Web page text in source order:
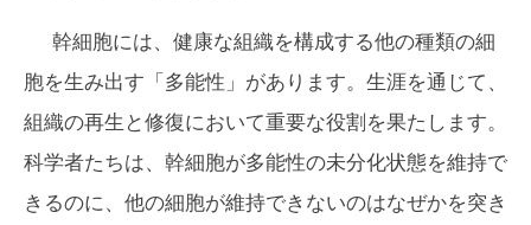
幹細胞には、健康な組織を構成する他の種類の細
胞を生み出す「多能性」があります。生涯を通じて、
組織の再生と修復において重要な役割を果たします。
科学者たちは、幹細胞が多能性の未分化状態を維持で
きるのに、他の細胞が維持できないのはなぜかを突き